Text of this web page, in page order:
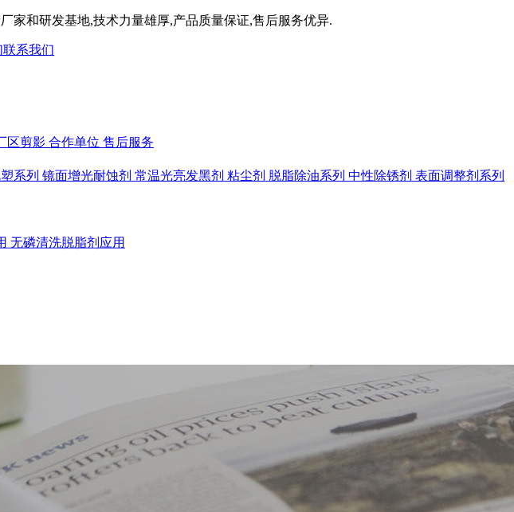
家和研发基地,技术力量雄厚,产品质量保证,售后服务优异.
联系我们
区剪影 合作单位 售后服务
系列 镜面增光耐蚀剂 常温光亮发黑剂 粘尘剂 脱脂除油系列 中性除锈剂 表面调整剂系列
无磷清洗脱脂剂应用